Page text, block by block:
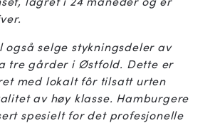
også selge stykningsdeler av
tre gårder i Østfold. Dette er
med lokalt fôr tilsatt urten
av høy klasse. Hamburgere
spesielt for det profesjonelle